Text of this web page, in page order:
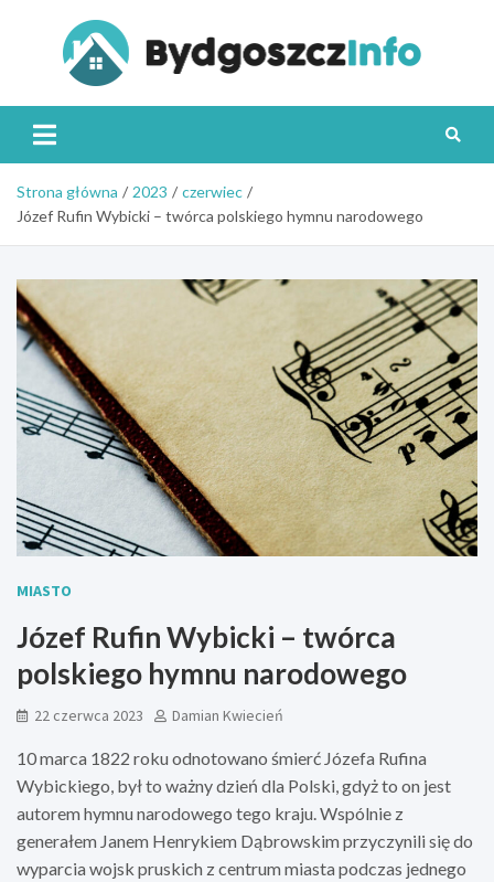
Strona główna 2023
czerwiec
Józef Rufin Wybicki – twórca polskiego hymnu narodowego
MIASTO
Józef Rufin Wybicki – twórca
polskiego hymnu narodowego
22 czerwca 2023 Damian Kwiecień
10 marca 1822 roku odnotowano śmierć Józefa Rufina
Wybickiego, był to ważny dzień dla Polski, gdyż to on jest
autorem hymnu narodowego tego kraju. Wspólnie z
generałem Janem Henrykiem Dąbrowskim przyczynili się do
wyparcia wojsk pruskich z centrum miasta podczas jednego